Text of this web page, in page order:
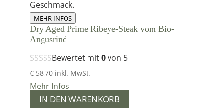
MEHR INFOS
Dry Aged Prime Ribeye-Steak vom Bio-
Angusrind
Bewertet mit0von 5
€58,70 inkl. MwSt.
Mehr Infos
IN DEN WARENKORB